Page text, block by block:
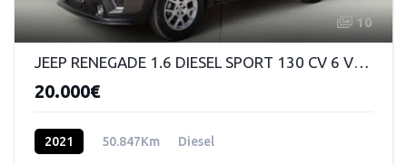
10
JEEP RENEGADE 1.6 DIESEL SPORT 130 CV 6 VELOCIDADES MANUAL
20.000€
2021 50.847Km Diesel